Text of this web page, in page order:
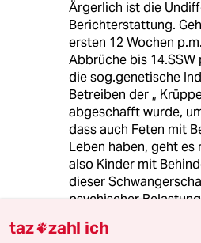
Ärgerlich ist die
Berichterstattung.
ersten 12 Wochen
Abbrüche bis
die sog.genetische
Betreiben der „
abgeschafft wurde,
dass auch Feten mit
Leben haben, geht es
also Kinder mit
dieser
psychischer
psychisch =
Anthroposophen
taz zahl ich